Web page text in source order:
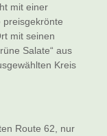
mit einer
preisgekrönte
mit seinen
Salate“ aus
Kreis
Route 62, nur